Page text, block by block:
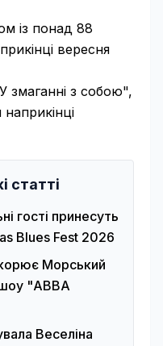
із понад 88
вересня
змаганні з собою",
статті
гості принесуть
Blues Fest 2026
Морський
"ABBA
Веселіна